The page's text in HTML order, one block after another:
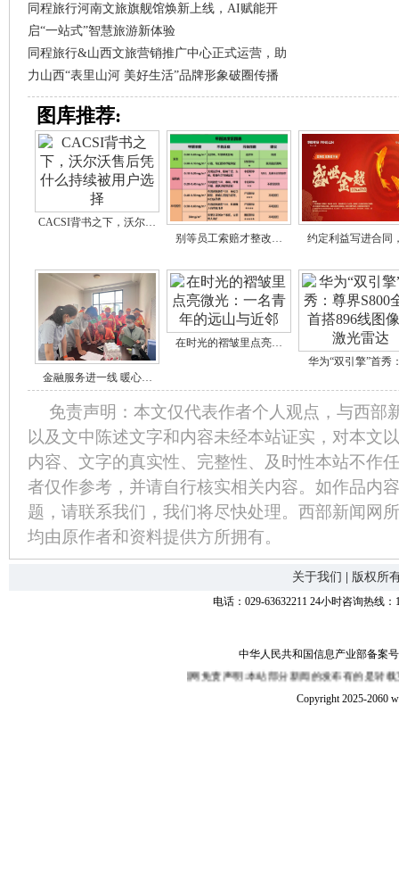
同程旅行河南文旅旗舰馆焕新上线，AI赋能开
启“一站式”智慧旅游新体验
同程旅行&山西文旅营销推广中心正式运营，助
力山西“表里山河 美好生活”品牌形象破圈传播
图库推荐:
CACSI背书之下，沃尔…
别等员工索赔才整改…
约定利益写进合同
金融服务进一线 暖心…
在时光的褶皱里点亮…
华为“双引擎”首秀
免责声明：本文仅代表作者个人观点，与西部
以及文中陈述文字和内容未经本站证实，对本文
内容、文字的真实性、完整性、及时性本站不作
者仅作参考，并请自行核实相关内容。如作品内
题，请联系我们，我们将尽快处理。西部新闻网
均由原作者和资料提供方所拥有。
关于我们 | 版权所
电话：029-63632211 24小时咨询热线
中华人民共和国信息产业部备案
西部新闻网免责声明:本站部分新闻的发布有的是转载互联网,本站并不保证其
Copyright 2025-2060